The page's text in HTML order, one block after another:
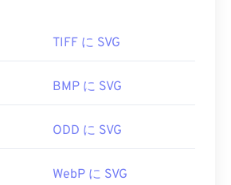
を作成するための情報を提供する
?
ラウザで簡単に開くことができま
TIFF に SVG
BMP に SVG
ODD に SVG
WebP に SVG